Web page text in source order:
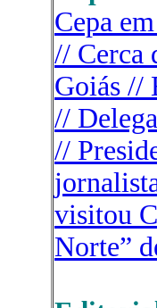
Cepa
// Cerca
Goiás //
//
//
visitou
Norte”